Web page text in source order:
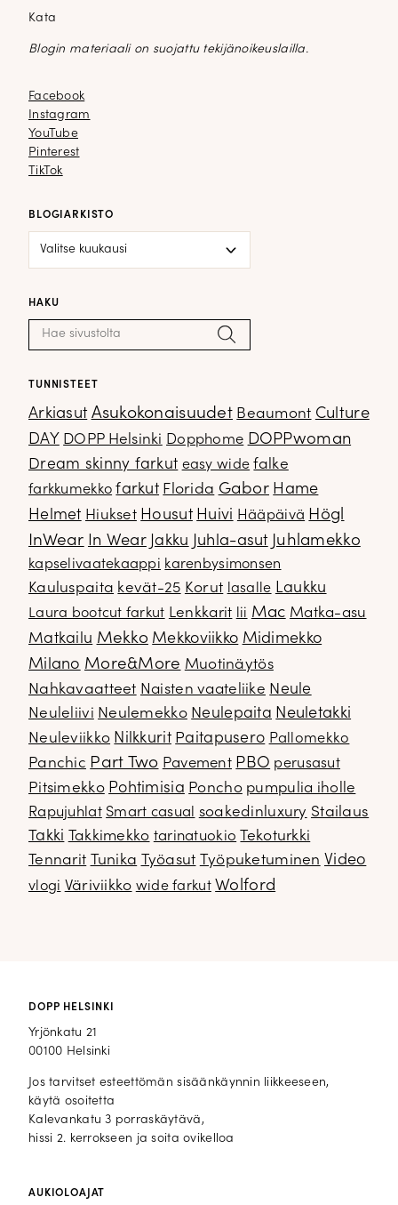
Kata
Blogin materiaali on suojattu tekijänoikeuslailla.
Facebook
Facebook
Instagram
Instagram
YouTube
YouTube
Pinterest
Pinterest
TikTok
TikTok
BLOGIARKISTO
HAKU
Haku: Hae
TUNNISTEET
Arkiasut Asukokonaisuudet Beaumont Culture
DAY DOPP Helsinki Dopphome DOPPwoman
Dream skinny farkut easy wide falke
farkkumekko farkut Florida Gabor Hame
Helmet Hiukset Housut Huivi Hääpäivä Högl
InWear In Wear Jakku Juhla-asut Juhlamekko
kapselivaatekaappi karenbysimonsen
Kauluspaita kevät-25 Korut lasalle Laukku
Laura bootcut farkut Lenkkarit lii Mac Matka-asu
Matkailu Mekko Mekkoviikko Midimekko
Milano More&More Muotinäytös
Nahkavaatteet Naisten vaateliike Neule
Neuleliivi Neulemekko Neulepaita Neuletakki
Neuleviikko Nilkkurit Paitapusero Pallomekko
Panchic Part Two Pavement PBO perusasut
Pitsimekko Pohtimisia Poncho pumpulia iholle
Rapujuhlat Smart casual soakedinluxury Stailaus
Takki
Takkimekko tarinatuokio
Tekoturkki
Tennarit
Tunika Työasut Työpuketuminen Video
vlogi Väriviikko wide farkut Wolford
DOPP HELSINKI
Yrjönkatu 21
00100 Helsinki
Jos tarvitset esteettömän sisäänkäynnin liikkeeseen,
käytä osoitetta
Kalevankatu 3 porraskäytävä,
hissi 2. kerrokseen ja soita ovikelloa
AUKIOLOAJAT